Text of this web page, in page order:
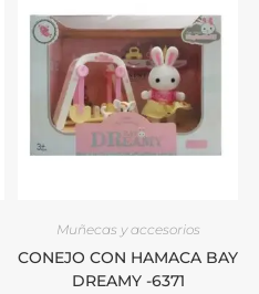
Muñecas y accesorios
CONEJO CON HAMACA BAY
DREAMY -6371